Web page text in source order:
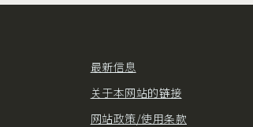
最新信息
关于本网站的链接
网站政策/使用条款